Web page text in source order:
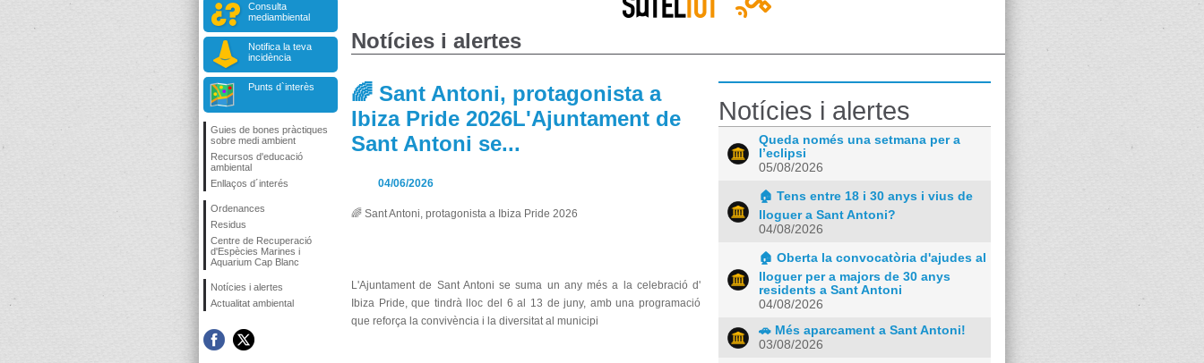
Consulta
mediambiental
Notifica la teva
incidència
Punts d`interès
Guies de bones pràctiques
sobre medi ambient
Recursos d'educació
ambiental
Enllaços d´interés
Ordenances
Residus
Centre de Recuperació
d'Espècies Marines i
Aquarium Cap Blanc
Notícies i alertes
Actualitat ambiental
Notícies i alertes
🌈 Sant Antoni, protagonista a
Ibiza Pride 2026L'Ajuntament de
Sant Antoni se...
04/06/2026
🌈 Sant Antoni, protagonista a Ibiza Pride 2026
L'Ajuntament de Sant Antoni se suma un any més a la celebració d'
Ibiza Pride, que tindrà lloc del 6 al 13 de juny, amb una programació
que reforça la convivència i la diversitat al municipi
Notícies i alertes
Queda només una setmana per a
l’eclipsi
05/08/2026
🏠 Tens entre 18 i 30 anys i vius de
lloguer a Sant Antoni?
04/08/2026
🏠 Oberta la convocatòria d'ajudes al
lloguer per a majors de 30 anys
residents a Sant Antoni
04/08/2026
🚗 Més aparcament a Sant Antoni!
03/08/2026